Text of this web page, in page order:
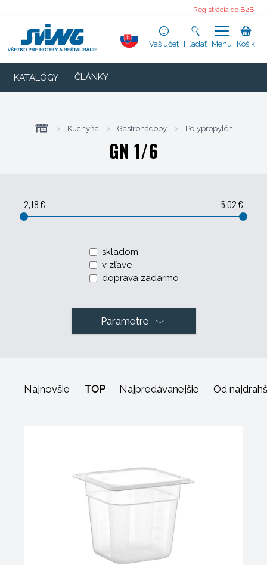
Registrácia do B2B
Váš účet Hľadať Menu Košík
KATALÓGY ČLÁNKY
> Kuchyňa > Gastronádoby > Polypropylén
GN 1/6
2,18 € 5,02 €
skladom
v zľave
doprava zadarmo
Parametre
Najnovšie TOP Najpredávanejšie Od